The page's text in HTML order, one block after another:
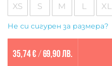
XS S M L XL
Не си сигурен за размера?
35,74 €/ 69,90 лв.